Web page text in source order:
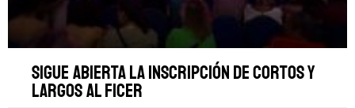
Sigue abierta la inscripción de cortos y
largos al FICER